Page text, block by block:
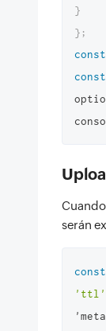
}
} ;
const
const
serán
const
'ttl'